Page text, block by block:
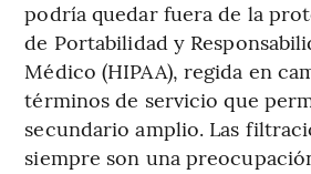
podría quedar fuera de la
de Portabilidad y
Médico (HIPAA), regida en
términos de servicio que
secundario amplio. Las
siempre son una